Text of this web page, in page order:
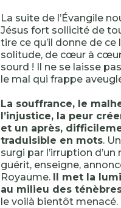
La suite de l’Évangile
Jésus fort sollicité de
tire ce qu’il donne de ce
solitude, de cœur à
sourd ! Il ne se laisse
le mal qui frappe
La souffrance, le
l’injustice, la peur
et un après,
traduisible en mots.
surgi par l’irruption d’un
guérit, enseigne,
Royaume. Il met la
au milieu des
le voilà bientôt menacé.